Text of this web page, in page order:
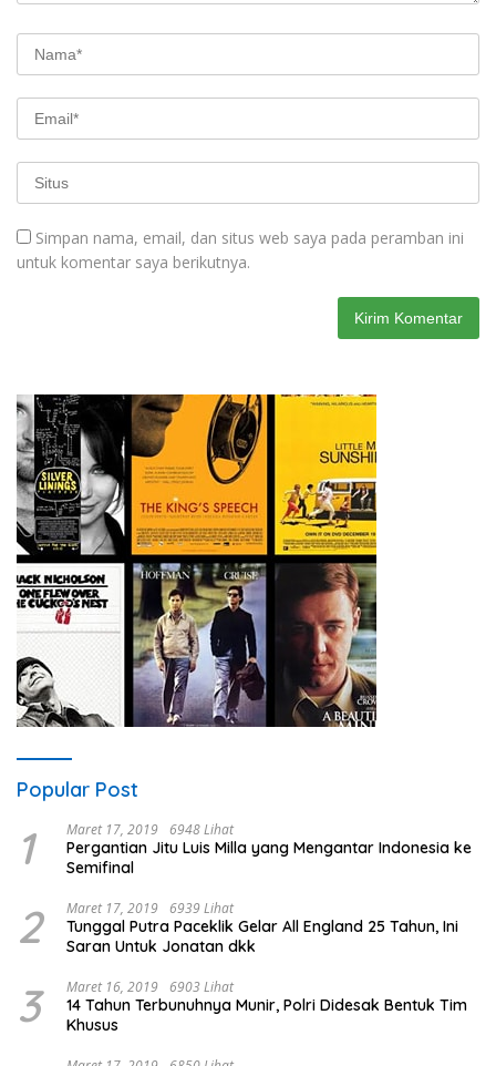
Simpan nama, email, dan situs web saya pada peramban ini
untuk komentar saya berikutnya.
Popular Post
1 Maret 17, 2019 6948 Lihat
Pergantian Jitu Luis Milla yang Mengantar Indonesia ke
Semifinal
2 Maret 17, 2019 6939 Lihat
Tunggal Putra Paceklik Gelar All England 25 Tahun, Ini
Saran Untuk Jonatan dkk
3 Maret 16, 2019 6903 Lihat
14 Tahun Terbunuhnya Munir, Polri Didesak Bentuk Tim
Khusus